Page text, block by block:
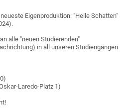
Eigenproduktion: "Helle Schatten"
alle "neuen Studierenden"
in all unseren Studiengängen
Laredo-Platz 1)